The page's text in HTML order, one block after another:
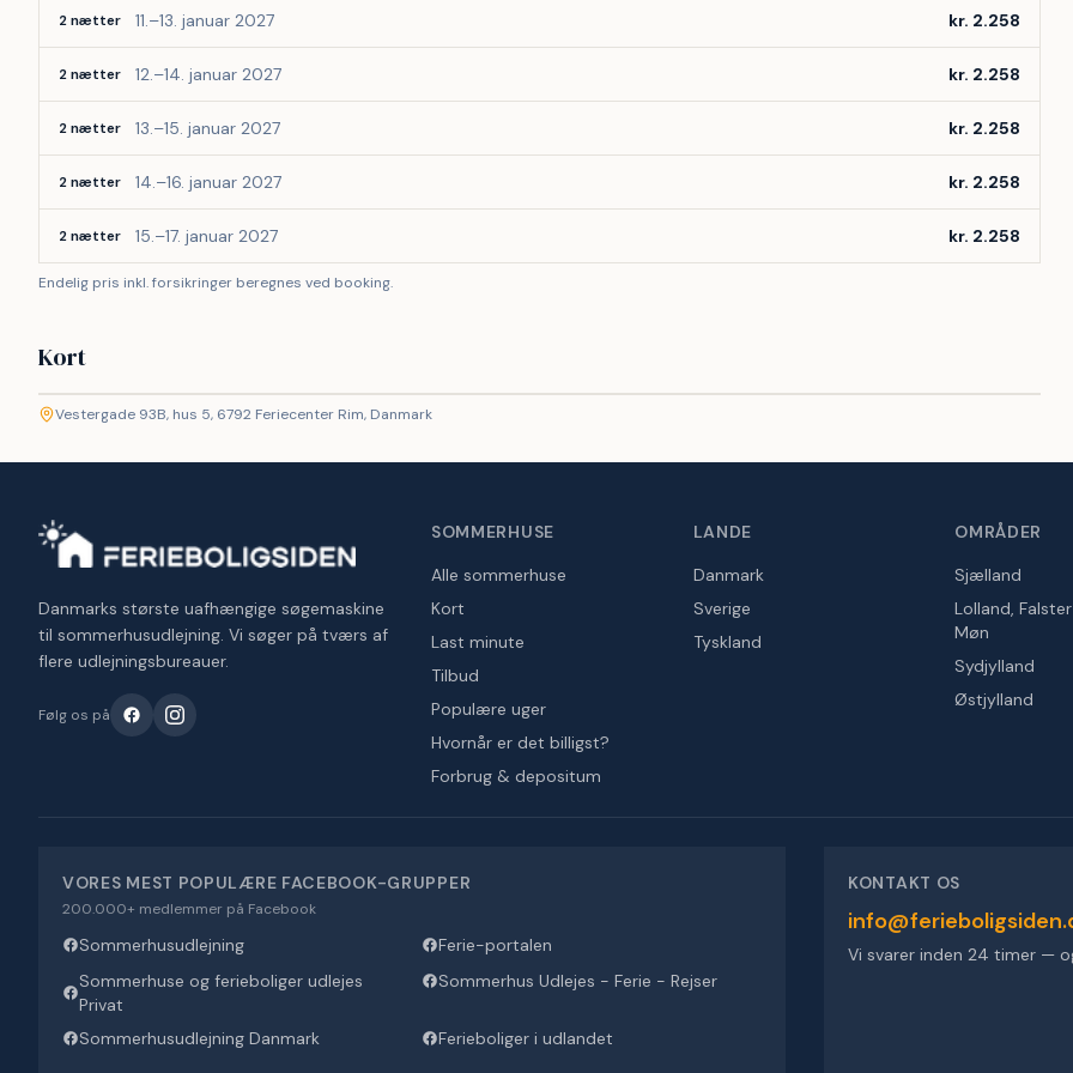
2 nætter 11.–13. januar 2027 kr. 2.258
2 nætter 12.–14. januar 2027 kr. 2.258
2 nætter 13.–15. januar 2027 kr. 2.258
2 nætter 14.–16. januar 2027 kr. 2.258
2 nætter 15.–17. januar 2027 kr. 2.258
Endelig pris inkl. forsikringer beregnes ved booking.
Kort
+
−
Vestergade 93B, hus 5, 6792 Feriecenter Rim, Danmark
Danmarks største uafhængige søgemaskine
til sommerhusudlejning. Vi søger på tværs af
flere udlejningsbureauer.
Følg os på
SOMMERHUSE
Alle sommerhuse
Kort
Last minute
Tilbud
Populære uger
Hvornår er det billigst?
Forbrug & depositum
LANDE
Danmark
Sverige
Tyskland
OMRÅDER
Sjælland
Lolland,
Møn
Sydjylland
Østjylland
VORES MEST POPULÆRE FACEBOOK-GRUPPER
200.000+ medlemmer på Facebook
Sommerhusudlejning
Ferie-portalen
Sommerhuse og ferieboliger udlejes
Privat
Sommerhus Udlejes - Ferie - Rejser
Sommerhusudlejning Danmark Ferieboliger i udlandet
KONTAKT OS
Vi svarer inden 24 timer —